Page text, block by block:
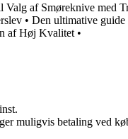
Valg af Smøreknive med
• Den ultimative
af Høj Kvalitet •
muligvis betaling ved